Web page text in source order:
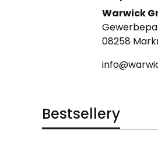
Warwick
08258
Bestsellery